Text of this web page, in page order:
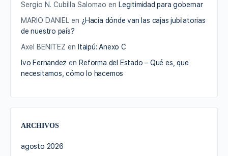
Sergio N. Cubilla Salomao en Legitimidad para gobernar
MARIO DANIEL en ¿Hacia dónde van las cajas jubilatorias
de nuestro país?
Axel BENITEZ en Itaipú: Anexo C
Ivo Fernandez en Reforma del Estado – Qué es, que
necesitamos, cómo lo hacemos
ARCHIVOS
agosto 2026